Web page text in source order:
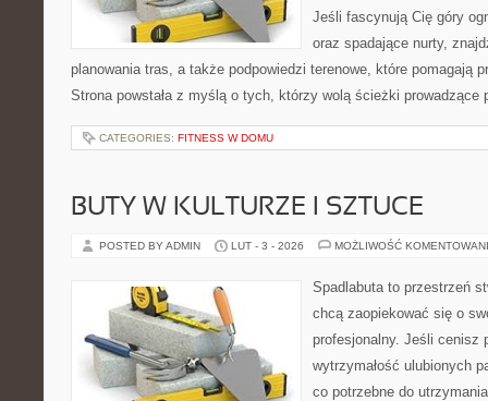
Jeśli fascynują Cię góry
oraz spadające nurty,
planowania tras, a także podpowiedzi terenowe, które pomagają
Strona powstała z myślą o tych, którzy wolą ścieżki
CATEGORIES: FITNESS W DOMU
BUTY W KULTURZE I SZTUCE
POSTED BY ADMIN LUT - 3 - 2026 MOŻLIWOŚĆ
Spadlabuta to przestrzeń
chcą zaopiekować się o
profesjonalny. Jeśli cenisz
wytrzymałość ulubionych
co potrzebne do